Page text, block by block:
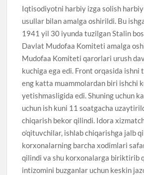
Iqtisodiyotni harbiy izga solish
usullar bilan amalga oshirildi. Bu
1941 yil 30 iyunda tuzilgan Stalin
Davlat Mudofaa Komiteti amalga
Mudofaa Komiteti qarorlari urush
kuchiga ega edi. Front orqasida ishni
eng katta muammolardan biri ishchi
yetishmasligida edi. Shuning uchun
uchun ish kuni 11 soatgacha
chiqarish bekor qilindi. Idora
o’qituvchilar, ishlab chiqarishga jalb
korxonalarning barcha xodimlari
qilindi va shu korxonalarga biriktirib
intizomini buzganlar uchun keskin